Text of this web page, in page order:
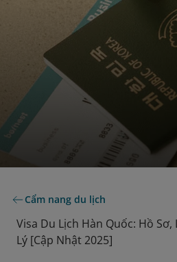
Cẩm nang du lịch
Visa Du Lịch Hàn Quốc: Hồ Sơ,
Lý [Cập Nhật 2025]